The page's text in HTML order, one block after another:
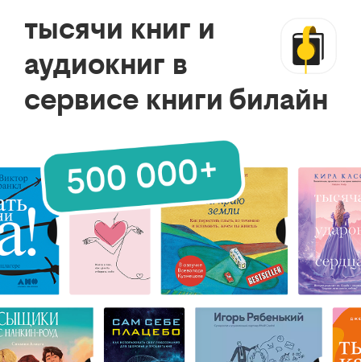
тысячи книг и
аудиокниг в
сервисе книги билайн